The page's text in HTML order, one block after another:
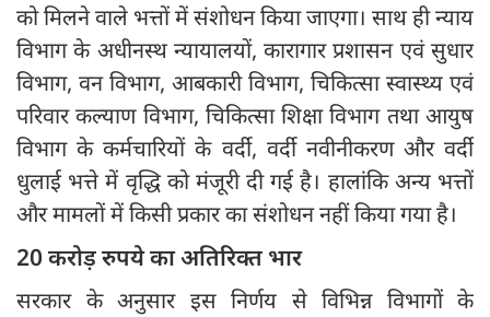
को मिलने वाले भत्तों में संशोधन किया जाएगा। साथ ही न्याय
विभाग के अधीनस्थ न्यायालयों, कारागार प्रशासन एवं सुधार
विभाग, वन विभाग, आबकारी विभाग, चिकित्सा स्वास्थ्य एवं
परिवार कल्याण विभाग, चिकित्सा शिक्षा विभाग तथा आयुष
विभाग के कर्मचारियों के वर्दी, वर्दी नवीनीकरण और वर्दी
धुलाई भत्ते में वृद्धि को मंजूरी दी गई है। हालांकि अन्य भत्तों
और मामलों में किसी प्रकार का संशोधन नहीं किया गया है।
20 करोड़ रुपये का अतिरिक्त भार
सरकार के अनुसार इस निर्णय से विभिन्न विभागों के